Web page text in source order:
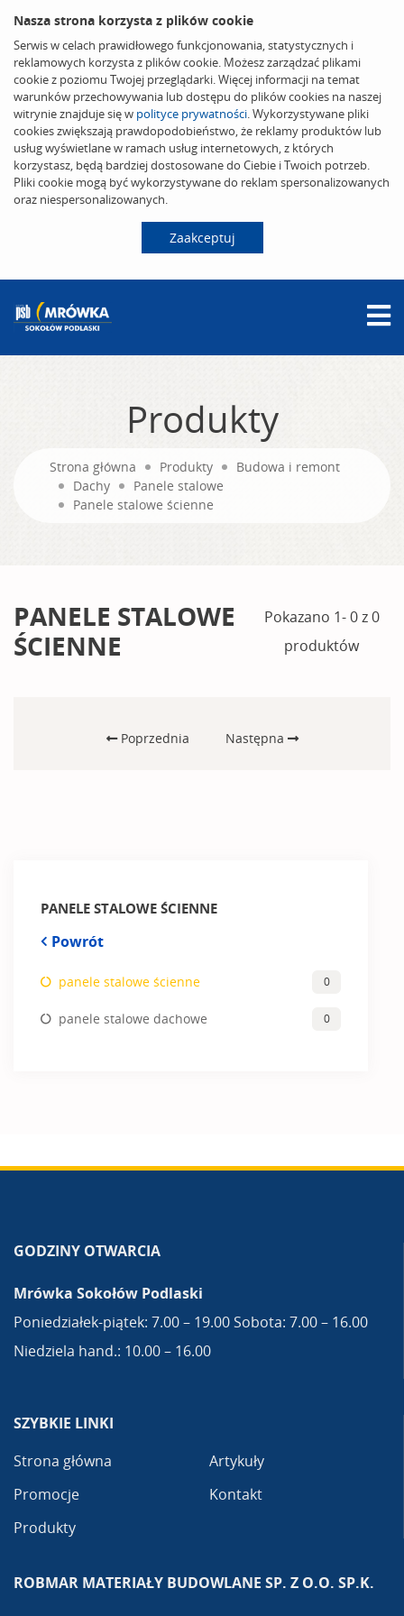
Nasza strona korzysta z plików cookie
Serwis w celach prawidłowego funkcjonowania, statystycznych i
reklamowych korzysta z plików cookie. Możesz zarządzać plikami
cookie z poziomu Twojej przeglądarki. Więcej informacji na temat
warunków przechowywania lub dostępu do plików cookies na naszej
witrynie znajduje się w polityce prywatności. Wykorzystywane pliki
cookies zwiększają prawdopodobieństwo, że reklamy produktów lub
usług wyświetlane w ramach usług internetowych, z których
korzystasz, będą bardziej dostosowane do Ciebie i Twoich potrzeb.
Pliki cookie mogą być wykorzystywane do reklam spersonalizowanych
oraz niespersonalizowanych.
Zaakceptuj
Produkty
Strona główna Produkty
Budowa i remont
Dachy
Panele stalowe
Panele stalowe ścienne
PANELE STALOWE ŚCIENNE
Powrót
panele stalowe ścienne 0
panele stalowe dachowe 0
PANELE STALOWE
ŚCIENNE
Pokazano 1- 0 z 0
produktów
Poprzednia Następna
GODZINY OTWARCIA
Mrówka Sokołów Podlaski
Poniedziałek-piątek: 7.00 – 19.00 Sobota: 7.00 – 16.00
Niedziela hand.: 10.00 – 16.00
SZYBKIE LINKI
Strona główna
Promocje
Produkty
Artykuły
Kontakt
ROBMAR MATERIAŁY BUDOWLANE SP. Z O.O. SP.K.